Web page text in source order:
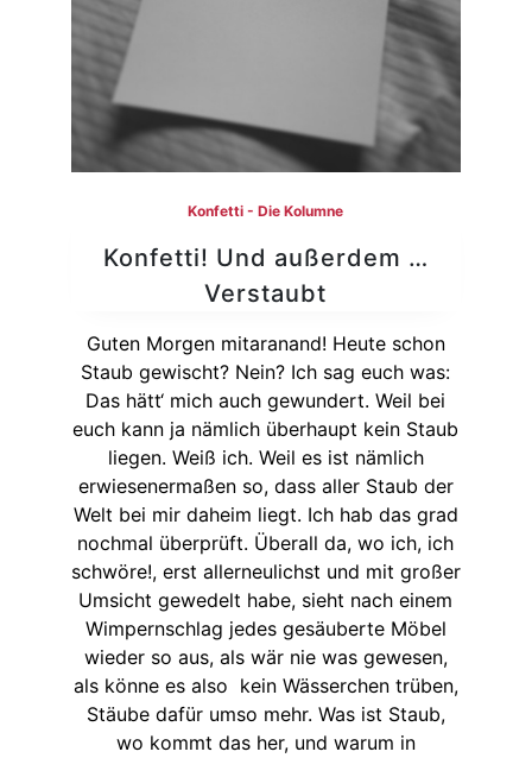
Konfetti - Die Kolumne
Konfetti! Und außerdem …
Verstaubt
Guten Morgen mitaranand! Heute schon
Staub gewischt? Nein? Ich sag euch was:
Das hätt‘ mich auch gewundert. Weil bei
euch kann ja nämlich überhaupt kein Staub
liegen. Weiß ich. Weil es ist nämlich
erwiesenermaßen so, dass aller Staub der
Welt bei mir daheim liegt. Ich hab das grad
nochmal überprüft. Überall da, wo ich, ich
schwöre!, erst allerneulichst und mit großer
Umsicht gewedelt habe, sieht nach einem
Wimpernschlag jedes gesäuberte Möbel
wieder so aus, als wär nie was gewesen,
als könne es also kein Wässerchen trüben,
Stäube dafür umso mehr. Was ist Staub,
wo kommt das her, und warum in